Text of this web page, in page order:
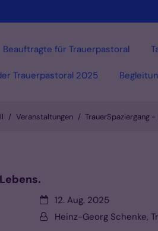
Trauerpastoral 2025
Beauftragte für Trauerpastoral
Veranstaltungen TrauerSpaziergang -
Datum:12. Aug. 2025
Von:Heinz-Georg Schenke,